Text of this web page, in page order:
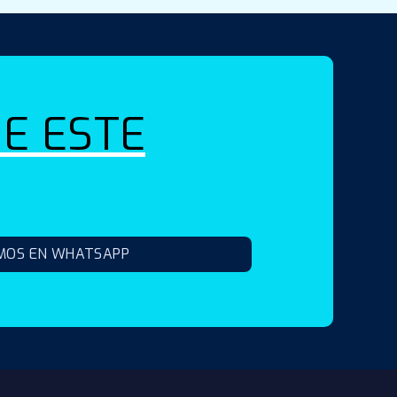
ESTE
EN WHATSAPP